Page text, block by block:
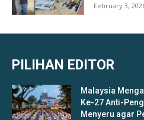
February 3,
PILIHAN EDITOR
Malaysia
Ke-27 Anti-
Menyeru agar